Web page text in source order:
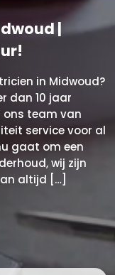
|
in Midwoud?
dan 10 jaar
ons team van
service voor al
gaat om een
wij zijn
altijd […]